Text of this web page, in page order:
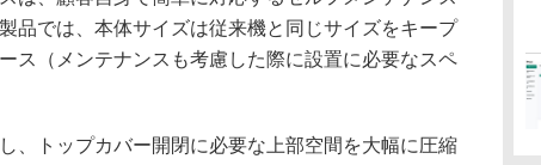
品では、本体サイズは従来機と同じサイズをキープ
ス（メンテナンスも考慮した際に設置に必要なスペ
、トップカバー開閉に必要な上部空間を大幅に圧縮